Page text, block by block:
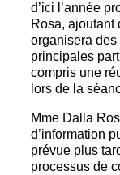
d’ici l’année
Rosa, ajoutant
organisera
principales
compris une
lors de la
Mme Dalla
d’information
prévue plus
processus de